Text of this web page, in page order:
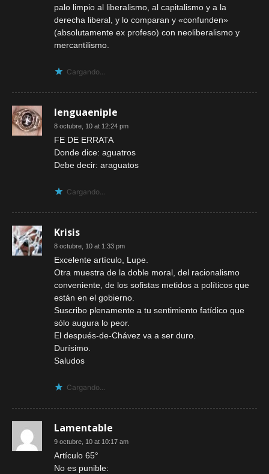
palo limpio al liberalismo, al capitalismo y a la
derecha liberal, y lo comparan y «confunden»
(absolutamente ex profeso) con neoliberalismo y
mercantilismo.
Cargando...
lenguaeniple
8 octubre, 10 at 12:24 pm
FE DE ERRATA
Donde dice: aguatros
Debe decir: araguatos
Cargando...
Krisis
8 octubre, 10 at 1:33 pm
Excelente artículo, Lupe.
Otra muestra de la doble moral, del racionalismo
conveniente, de los sofistas metidos a políticos que
están en el gobierno.
Suscribo plenamente a tu sentimiento fatídico que
sólo augura lo peor.
El después-de-Chávez va a ser duro.
Durísimo.
Saludos
Cargando...
Lamentable
9 octubre, 10 at 10:17 am
Artículo 65°
No es punible: